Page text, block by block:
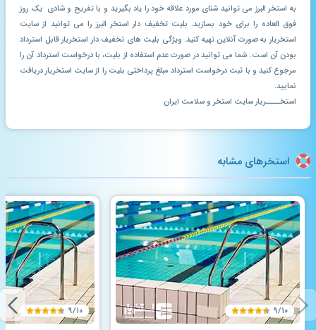
به استخر البرز می توانید شنای مورد علاقه خود را یاد بگیرید و با تفریح و شادی یک روز
فوق العاده را برای خود بسازید. بلیت تخفیف دار استخر البرز را می توانید از سایت
استخریار به صورت آنلاین تهیه کنید. ویژگی بلیت های تخفیف دار استخریار قابل استرداد
بودن آن است. شما می توانید در صورت عدم استفاده از بلیت، با درخواست استرداد آن را
مرجوع کنید و با ثبت درخواست استرداد مبلغ پرداختی بلیت را از سایت استخریار دریافت
نمایید.
استخــــریار سایت استخر و سلامت ایران
استخرهای مشابه
۹/۱۰ ۹/۱۰